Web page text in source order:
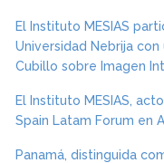
El Instituto MESIAS
Universidad Nebrija
Cubillo sobre Imagen
El Instituto MESIAS,
Spain Latam Forum en
Panamá, distinguida